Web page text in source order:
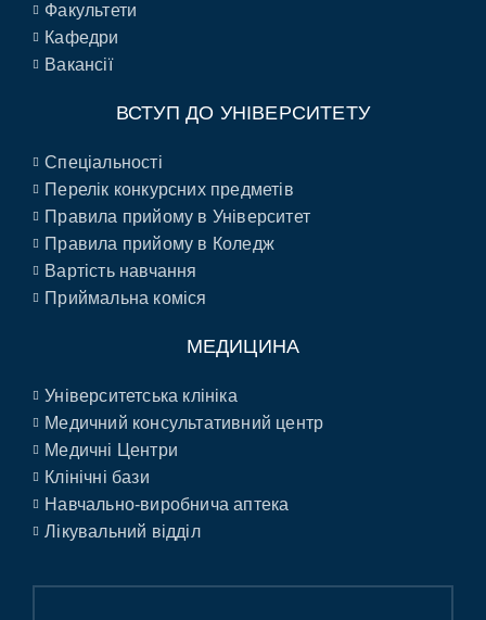
Факультети
Кафедри
Вакансії
ВСТУП ДО УНІВЕРСИТЕТУ
Спеціальності
Перелік конкурсних предметів
Правила прийому в Університет
Правила прийому в Коледж
Вартість навчання
Приймальна коміся
МЕДИЦИНА
Університетська клініка
Медичний консультативний центр
Медичні Центри
Клінічні бази
Навчально-виробнича аптека
Лікувальний відділ